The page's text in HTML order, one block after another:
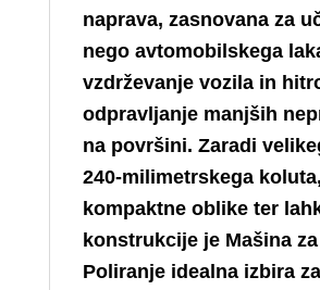
naprava, zasnovana za
nego avtomobilskega
vzdrževanje vozila in
odpravljanje manjših
na površini. Zaradi
240‑milimetrskega koluta,
kompaktne oblike ter
konstrukcije je Mašina za
Poliranje idealna izbira